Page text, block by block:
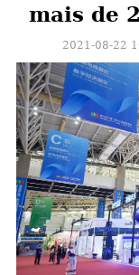
mais de
2021-08-22